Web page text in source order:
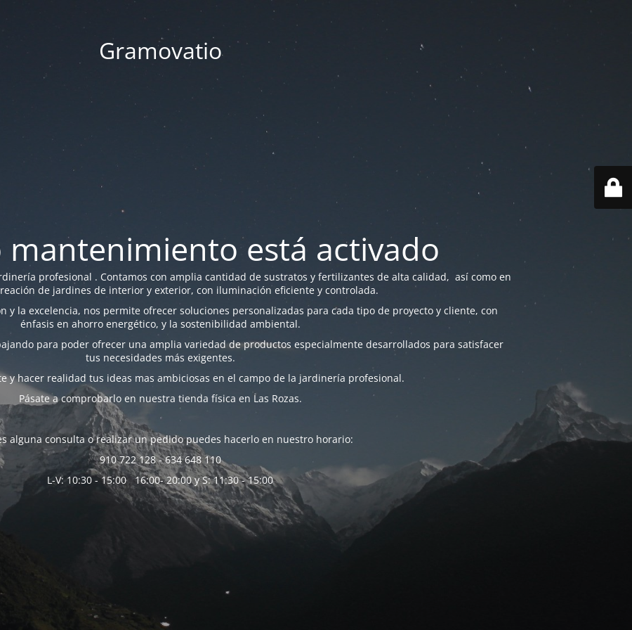
Gramovatio
mantenimiento está activado
profesional . Contamos con amplia cantidad de sustratos y fertilizantes de alta calidad, así como en
de jardines de interior y exterior, con iluminación eficiente y controlada.
y la excelencia, nos permite ofrecer soluciones personalizadas para cada tipo de proyecto y cliente, con
énfasis en ahorro energético, y la sostenibilidad ambiental.
para poder ofrecer una amplia variedad de productos especialmente desarrollados para satisfacer
tus necesidades más exigentes.
y hacer realidad tus ideas mas ambiciosas en el campo de la jardinería profesional.
Pásate a comprobarlo en nuestra tienda física en Las Rozas.
alguna consulta o realizar un pedido puedes hacerlo en nuestro horario:
910 722 128 - 634 648 110
L-V: 10:30 - 15:00 16:00- 20:00 y S: 11:30 - 15:00